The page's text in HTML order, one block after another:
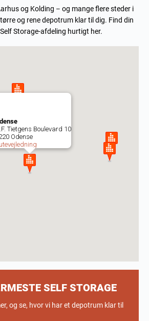
og Kolding – og mange flere steder i
og rene depotrum klar til dig. Find din
Storage-afdeling hurtigt her.
SELF STORAGE
og se, hvor vi har et depotrum klar til
Tietgens Boulevard 10
Odense